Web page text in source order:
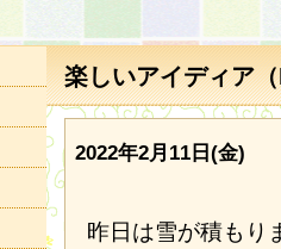
楽しいアイディア
2022年2月11日(金)
昨日は雪が積もり